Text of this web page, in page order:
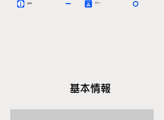
案内所 ー タクシー 〇
基本情報